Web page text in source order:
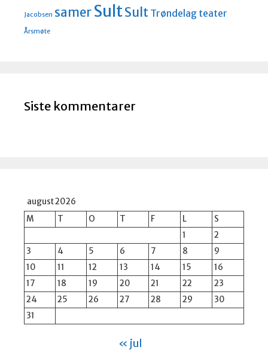
Jacobsen samerSultSult Trøndelag teater
Årsmøte
Siste kommentarer
august 2026
M
T O T F L
S
1
2
3
4 5 6 7 8
9
10
11 12 13 14 15
16
17
18 19 20 21 22
23
24
25 26 27 28 29
30
31
« jul